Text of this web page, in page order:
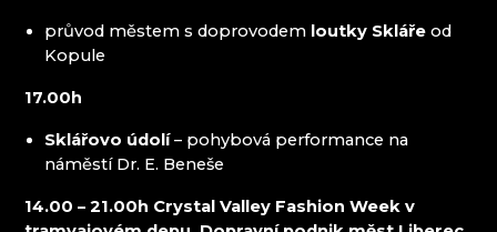
průvod městem s doprovodem loutky Skláře od
Kopule
17.00h
Sklářovo údolí– pohybová performance na
náměstí Dr. E. Beneše
14.00 – 21.00h Crystal Valley Fashion Week v